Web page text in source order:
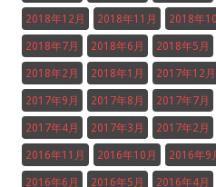
2018年12月 2018年11月 2018年
2018年7月 2018年6月 2018年5月
2018年2月 2018年1月 2017年12月
2017年9月 2017年8月 2017年7月
2017年4月 2017年3月 2017年2月
2016年11月 2016年10月 2016年9
2016年6月 2016年5月 2016年4月